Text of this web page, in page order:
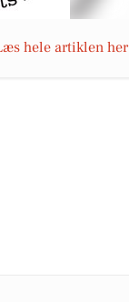
hele artiklen her